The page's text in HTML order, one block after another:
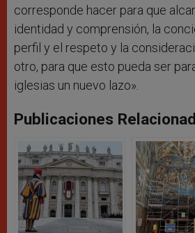
corresponde hacer para que
identidad y comprensión, la
perfil y el respeto y la
otro, para que esto pueda ser
iglesias un nuevo lazo».
Publicaciones